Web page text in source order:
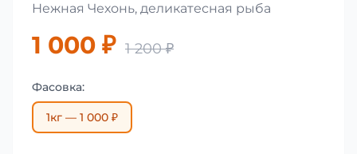
Нежная Чехонь, деликатесная рыба
1 000 ₽ 1 200 ₽
Фасовка:
1кг — 1 000 ₽